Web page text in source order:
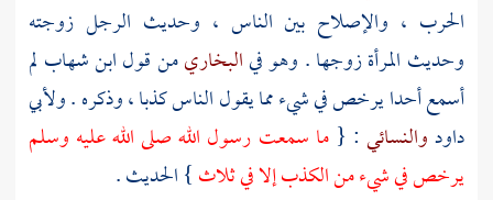
الحرب ، والإصلاح بين الناس ، وحديث الرجل زوجته
وحديث المرأة زوجها . وهو فيالبخاريمن قولابن شهاب لم
أسمع أحدا يرخص في شيء مما يقول الناس كذبا ، وذكره .ولأبي
داودوالنسائي : {ما سمعت رسول الله صلى الله عليه وسلم
يرخص في شيء من الكذب إلا في ثلاث} الحديث .